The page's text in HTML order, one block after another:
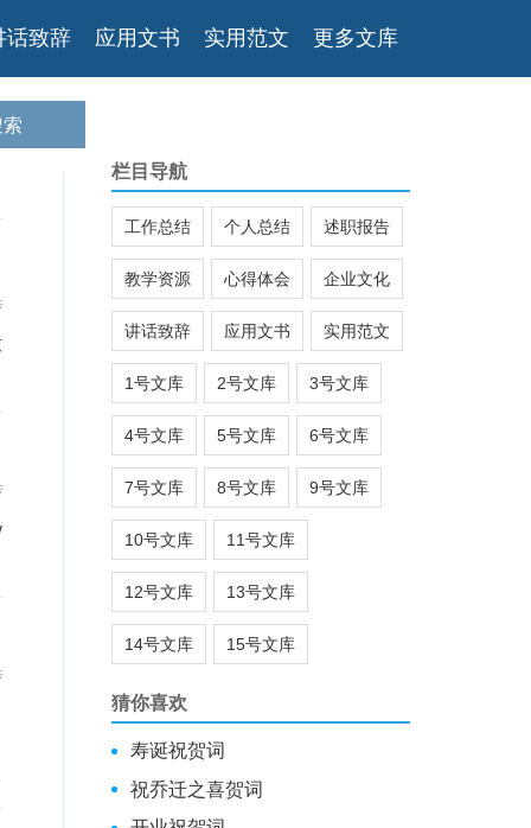
话致辞 应用文书 实用范文 更多文库
栏目导航
工作总结 个人总结 述职报告
教学资源 心得体会 企业文化
讲话致辞 应用文书 实用范文
1号文库 2号文库 3号文库
4号文库 5号文库 6号文库
7号文库 8号文库 9号文库
10号文库 11号文库
12号文库 13号文库
14号文库 15号文库
猜你喜欢
寿诞祝贺词
祝乔迁之喜贺词